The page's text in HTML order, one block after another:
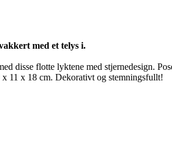
med et telys i.
disse flotte lyktene med stjernedesign.
11 x 18 cm. Dekorativt og stemningsfullt!